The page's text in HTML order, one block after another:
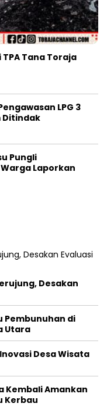
Tana Toraja
LPG 3
Ditindak
Pungli
Laporkan
Desakan
Pembunuhan di
Utara
Desa Wisata
Kembali Amankan
Kerbau